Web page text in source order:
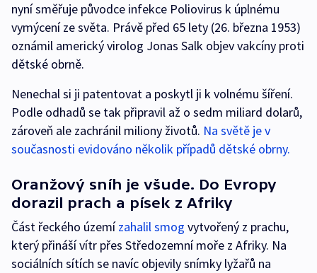
nyní směřuje původce infekce Poliovirus k úplnému
vymýcení ze světa. Právě před 65 lety (26. března 1953)
oznámil americký virolog Jonas Salk objev vakcíny proti
dětské obrně.
Nenechal si ji patentovat a poskytl ji k volnému šíření.
Podle odhadů se tak připravil až o sedm miliard dolarů,
zároveň ale zachránil miliony životů. Na světě je v
současnosti evidováno několik případů dětské obrny.
Oranžový sníh je všude. Do Evropy
dorazil prach a písek z Afriky
Část řeckého územízahalil smog vytvořený z prachu,
který přináší vítr přes Středozemní moře z Afriky. Na
sociálních sítích se navíc objevily snímky lyžařů na